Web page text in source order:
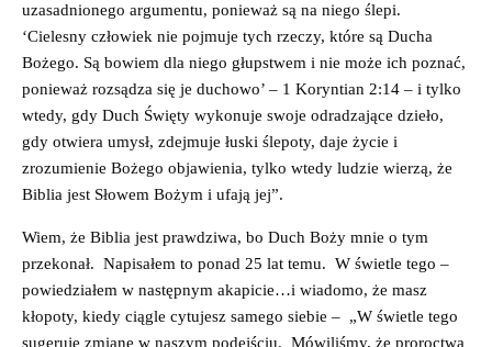
uzasadnionego argumentu, ponieważ są na niego ślepi.
‘Cielesny człowiek nie pojmuje tych rzeczy, które są Ducha
Bożego. Są bowiem dla niego głupstwem i nie może ich poznać,
ponieważ rozsądza się je duchowo’ – 1 Koryntian 2:14 – i tylko
wtedy, gdy Duch Święty wykonuje swoje odradzające dzieło,
gdy otwiera umysł, zdejmuje łuski ślepoty, daje życie i
zrozumienie Bożego objawienia, tylko wtedy ludzie wierzą, że
Biblia jest Słowem Bożym i ufają jej”.
Wiem, że Biblia jest prawdziwa, bo Duch Boży mnie o tym
przekonał. Napisałem to ponad 25 lat temu. W świetle tego –
powiedziałem w następnym akapicie…i wiadomo, że masz
kłopoty, kiedy ciągle cytujesz samego siebie – „W świetle tego
sugeruję zmianę w naszym podejściu. Mówiliśmy, że proroctwa